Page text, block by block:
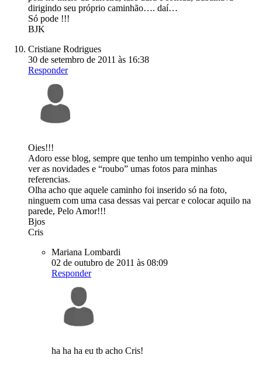
dirigindo seu próprio caminhão…. daí…
Só pode !!!
BJK
Cristiane Rodrigues
30 de setembro de 2011 às 16:38
Responder
Oies!!!
Adoro esse blog, sempre que tenho um tempinho venho aqui
ver as novidades e “roubo” umas fotos para minhas
referencias.
Olha acho que aquele caminho foi inserido só na foto,
ninguem com uma casa dessas vai percar e colocar aquilo na
parede, Pelo Amor!!!
Bjos
Cris
Mariana Lombardi
02 de outubro de 2011 às 08:09
Responder
ha ha ha eu tb acho Cris!